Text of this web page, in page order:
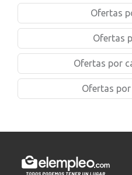
Ofertas
Ofertas
Ofertas por
Ofertas